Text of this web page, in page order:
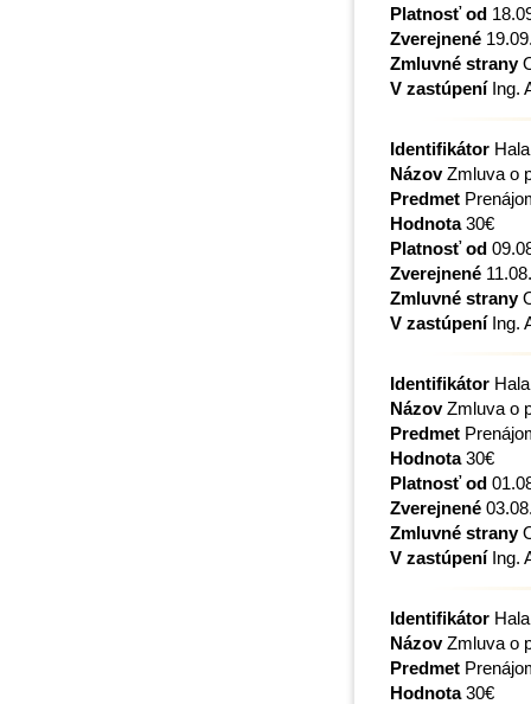
Platnosť od
Zverejnené
Zmluvné strany
V zastúpeníIng.
Identifikátor Hala
NázovZmluva o
Predmet
Hodnota30€
Platnosť od
Zverejnené
Zmluvné strany
V zastúpeníIng.
Identifikátor Hala
NázovZmluva o
Predmet
Hodnota30€
Platnosť od
Zverejnené
Zmluvné strany
V zastúpeníIng.
Identifikátor Hala
NázovZmluva o
Predmet
Hodnota30€